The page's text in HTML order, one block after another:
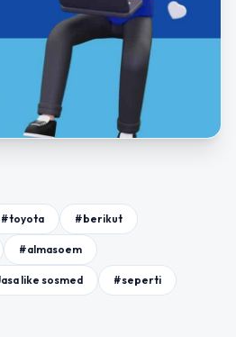
#toyota #berikut
#almasoem
like sosmed #seperti